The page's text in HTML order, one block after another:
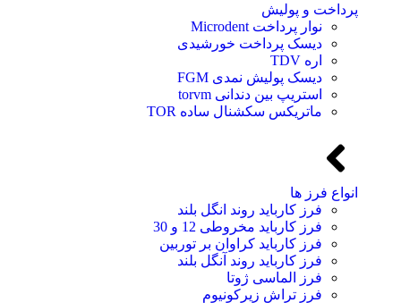
پرداخت و پولیش
نوار پرداخت Microdent
دیسک پرداخت خورشیدی
اره TDV
دیسک پولیش نمدی FGM
استریپ بین دندانی torvm
ماتریکس سکشنال ساده TOR
انواع فرز ها
فرز کارباید روند انگل بلند
فرز کارباید مخروطی 12 و 30
فرز کارباید کراوان بر توربین
فرز کارباید روند آنگل بلند
فرز الماسی ژوتا
فرز تراش زیرکونیوم